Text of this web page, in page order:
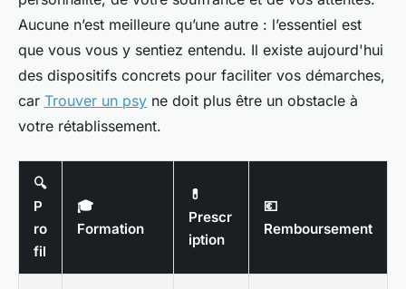
Aucune n’est meilleure qu’une autre : l’essentiel est
que vous vous y sentiez entendu. Il existe aujourd'hui
des dispositifs concrets pour faciliter vos démarches,
car Trouver un psy ne doit plus être un obstacle à
votre rétablissement.
🔍
P
ro
fil
🎓
Formation
💊
Prescr
iption
💶
Remboursement